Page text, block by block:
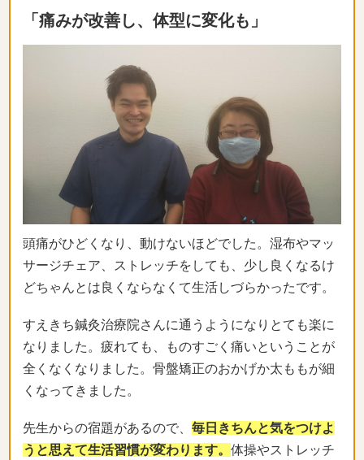
「痛みが改善し、体型に変化も」
頭痛がひどくなり、動けないほどでした。湿布やマッ
サージチェア、ストレッチをしても、少し良くなるけ
どちゃんとは良くならなくて生活しづらかったです。
すえきち鍼灸治療院さんに通うようになりとても楽に
なりました。疲れても、ものすごく痛いということが
全くなくなりました。骨盤矯正のおかげか太ももが細
くなってきました。
先生からの宿題があるので、 毎日きちんと気をつけよ
うと思えて生活習慣が変わります。 体操やストレッチ